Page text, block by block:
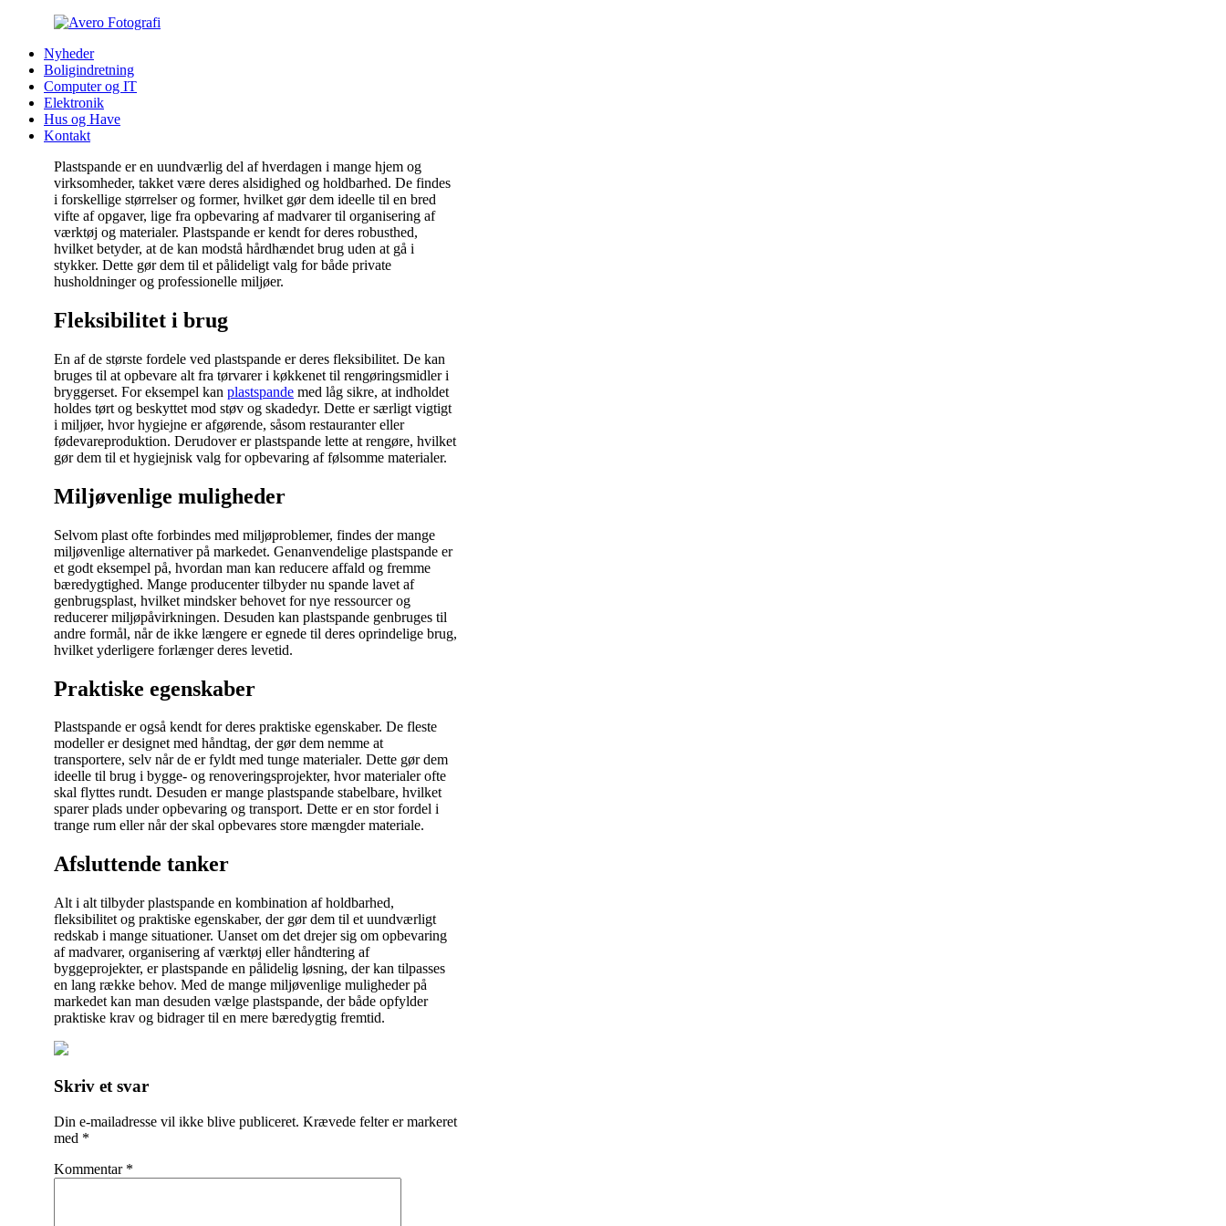
Nyheder
Boligindretning
Computer og IT
Elektronik
Hus og Have
Kontakt
Plastspande er en uundværlig del af hverdagen i mange hjem og
virksomheder, takket være deres alsidighed og holdbarhed. De findes
i forskellige størrelser og former, hvilket gør dem ideelle til en bred
vifte af opgaver, lige fra opbevaring af madvarer til organisering af
værktøj og materialer. Plastspande er kendt for deres robusthed,
hvilket betyder, at de kan modstå hårdhændet brug uden at gå i
stykker. Dette gør dem til et pålideligt valg for både private
husholdninger og professionelle miljøer.
Fleksibilitet i brug
En af de største fordele ved plastspande er deres fleksibilitet. De kan
bruges til at opbevare alt fra tørvarer i køkkenet til rengøringsmidler i
bryggerset. For eksempel kan plastspande med låg sikre, at indholdet
holdes tørt og beskyttet mod støv og skadedyr. Dette er særligt vigtigt
i miljøer, hvor hygiejne er afgørende, såsom restauranter eller
fødevareproduktion. Derudover er plastspande lette at rengøre, hvilket
gør dem til et hygiejnisk valg for opbevaring af følsomme materialer.
Miljøvenlige muligheder
Selvom plast ofte forbindes med miljøproblemer, findes der mange
miljøvenlige alternativer på markedet. Genanvendelige plastspande er
et godt eksempel på, hvordan man kan reducere affald og fremme
bæredygtighed. Mange producenter tilbyder nu spande lavet af
genbrugsplast, hvilket mindsker behovet for nye ressourcer og
reducerer miljøpåvirkningen. Desuden kan plastspande genbruges til
andre formål, når de ikke længere er egnede til deres oprindelige brug,
hvilket yderligere forlænger deres levetid.
Praktiske egenskaber
Plastspande er også kendt for deres praktiske egenskaber. De fleste
modeller er designet med håndtag, der gør dem nemme at
transportere, selv når de er fyldt med tunge materialer. Dette gør dem
ideelle til brug i bygge- og renoveringsprojekter, hvor materialer ofte
skal flyttes rundt. Desuden er mange plastspande stabelbare, hvilket
sparer plads under opbevaring og transport. Dette er en stor fordel i
trange rum eller når der skal opbevares store mængder materiale.
Afsluttende tanker
Alt i alt tilbyder plastspande en kombination af holdbarhed,
fleksibilitet og praktiske egenskaber, der gør dem til et uundværligt
redskab i mange situationer. Uanset om det drejer sig om opbevaring
af madvarer, organisering af værktøj eller håndtering af
byggeprojekter, er plastspande en pålidelig løsning, der kan tilpasses
en lang række behov. Med de mange miljøvenlige muligheder på
markedet kan man desuden vælge plastspande, der både opfylder
praktiske krav og bidrager til en mere bæredygtig fremtid.
Indlægsnavigation
Skriv et svar
Din e-mailadresse vil ikke blive publiceret. Krævede felter er markeret
med *
Kommentar *